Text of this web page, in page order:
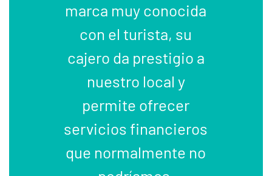
marca muy conocida
con el turista, su
cajero da prestigio a
nuestro local y
permite ofrecer
servicios financieros
que normalmente no